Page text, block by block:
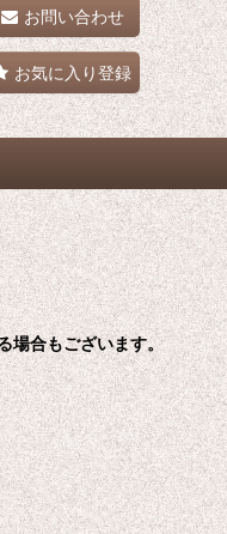
お問い合わせ
お気に入り登録
場合もございます。